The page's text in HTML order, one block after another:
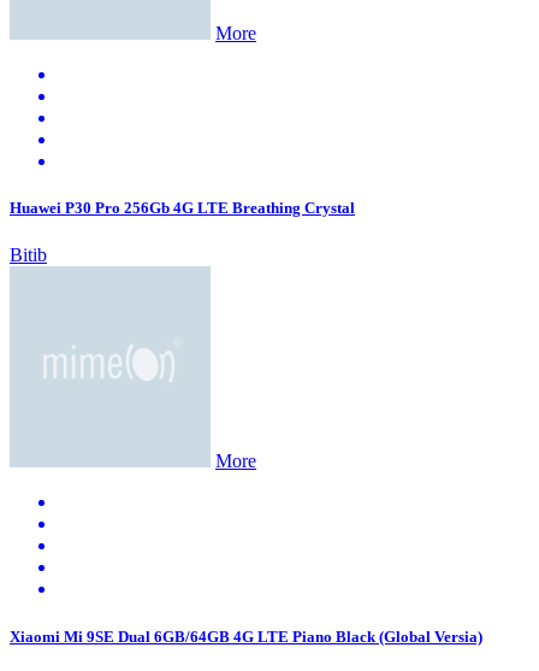
More
Huawei P30 Pro 256Gb 4G LTE Breathing Crystal
Bitib
More
Xiaomi Mi 9SE Dual 6GB/64GB 4G LTE Piano Black (Global Versia)